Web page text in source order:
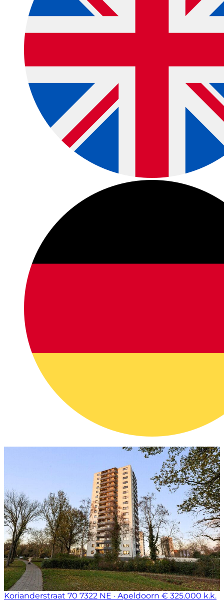
Korianderstraat 70 7322 NE · Apeldoorn € 325.000 k.k.